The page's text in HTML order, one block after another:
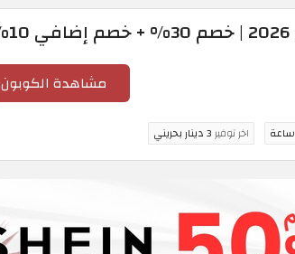
مشاهدة الكوبون
اخر توفير3 دينار بحريني